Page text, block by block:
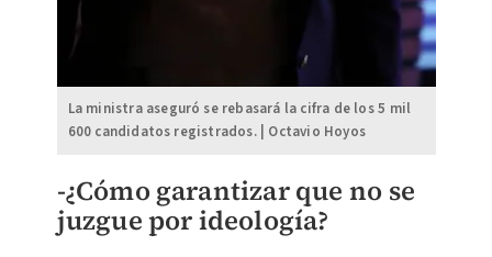
La ministra aseguró se rebasará la cifra de los 5 mil
600 candidatos registrados. | Octavio Hoyos
-¿Cómo garantizar que no se
juzgue por ideología?